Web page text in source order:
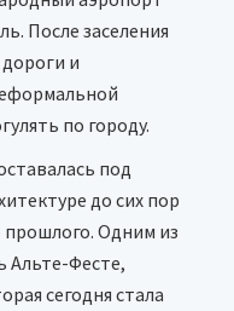
После заселения
и
по городу.
под
до сих пор
прошлого. Одним из
Альте-Фесте,
сегодня стала